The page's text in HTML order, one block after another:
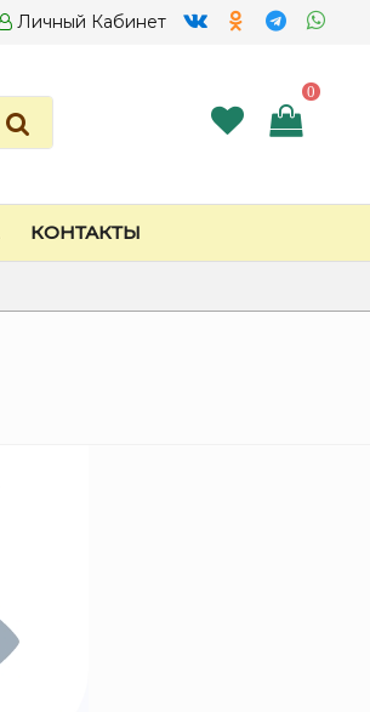
Личный Кабинет
0
КОНТАКТЫ